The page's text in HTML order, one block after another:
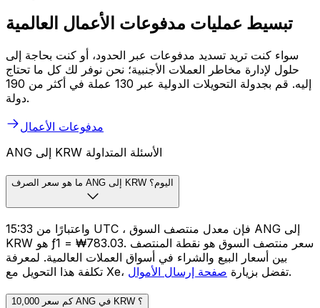
تبسيط عمليات مدفوعات الأعمال العالمية
سواء كنت تريد تسديد مدفوعات عبر الحدود، أو كنت بحاجة إلى
حلول لإدارة مخاطر العملات الأجنبية؛ نحن نوفر لك كل ما تحتاج
إليه. قم بجدولة التحويلات الدولية عبر 130 عملة في أكثر من 190
دولة.
مدفوعات الأعمال
ANG إلى KRW الأسئلة المتداولة
ما هو سعر الصرف ANG إلى KRW اليوم؟
واعتبارًا من 15:33 UTC ، فإن معدل منتصف السوق ANG إلى
KRW هو ƒ1 = ₩783.03. سعر منتصف السوق هو نقطة المنتصف
بين أسعار البيع والشراء في أسواق العملات العالمية. لمعرفة
تكلفة هذا التحويل مع Xe، تفضل بزيارة صفحة إرسال الأموال .
كم سعر 10,000 ANG في KRW ؟